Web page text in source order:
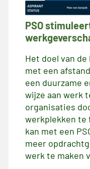
PSO
Het doel van de
met een
een duurzame
wijze aan werk
organisaties
werkplekken te
kan met een
meer
werk te maken